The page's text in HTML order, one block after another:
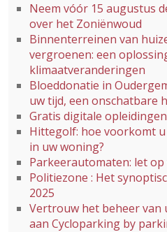
Neem vóór 15 augustus
over het Zoniënwoud
Binnenterreinen van
vergroenen: een
klimaatveranderingen
Bloeddonatie in
uw tijd, een onschatbare
Gratis digitale
Hittegolf: hoe voorkomt
in uw woning?
Parkeerautomaten: let op
Politiezone : Het
2025
Vertrouw het beheer van
aan Cycloparking by